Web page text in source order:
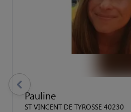
Pauline
ST VINCENT DE TYROSSE 40230
previous